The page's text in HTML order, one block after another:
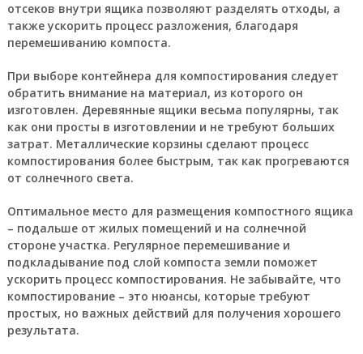
отсеков внутри ящика позволяют разделять отходы, а
также ускорить процесс разложения, благодаря
перемешиванию компоста.
При выборе контейнера для компостирования следует
обратить внимание на материал, из которого он
изготовлен. Деревянные ящики весьма популярны, так
как они просты в изготовлении и не требуют больших
затрат. Металлические корзины сделают процесс
компостирования более быстрым, так как прогреваются
от солнечного света.
Оптимальное место для размещения компостного ящика
– подальше от жилых помещений и на солнечной
стороне участка. Регулярное перемешивание и
подкладывание под слой компоста земли поможет
ускорить процесс компостирования. Не забывайте, что
компостирование – это нюансы, которые требуют
простых, но важных действий для получения хорошего
результата.